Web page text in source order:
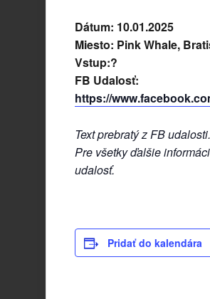
Dátum: 10.01.2025
Miesto: Pink Whale,
Vstup:?
FB Udalosť:
https://
Text prebratý z FB udalosti.
Pre všetky ďalšie
udalosť.
Pridať do kalendára